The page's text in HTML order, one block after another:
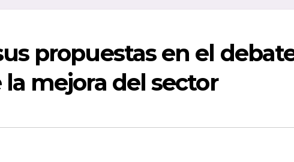
propuestas en el
la mejora del sector